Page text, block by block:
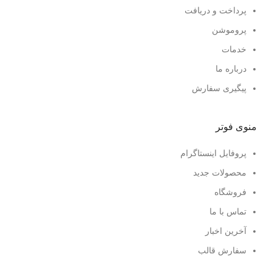
پرداخت و دریافت
پروموشن
خدمات
درباره ما
پیگیری سفارش
منوی فوتر
پروفایل اینستاگرام
محصولات جدید
فروشگاه
تماس با ما
آخرین اخبار
سفارش قالب